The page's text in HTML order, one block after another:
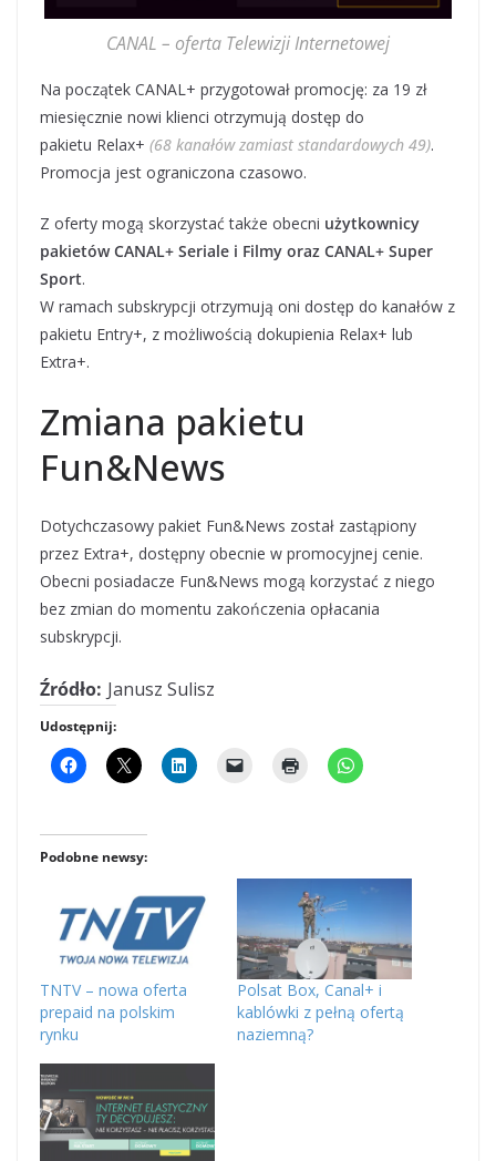
CANAL – oferta Telewizji Internetowej
Na początek CANAL+ przygotował promocję: za 19 zł
miesięcznie nowi klienci otrzymują dostęp do
pakietu Relax+ (68 kanałów zamiast standardowych 49).
Promocja jest ograniczona czasowo.
Z oferty mogą skorzystać także obecni użytkownicy
pakietów CANAL+ Seriale i Filmy oraz CANAL+ Super
Sport.
W ramach subskrypcji otrzymują oni dostęp do kanałów z
pakietu Entry+, z możliwością dokupienia Relax+ lub
Extra+.
Zmiana pakietu
Fun&News
Dotychczasowy pakiet Fun&News został zastąpiony
przez Extra+, dostępny obecnie w promocyjnej cenie.
Obecni posiadacze Fun&News mogą korzystać z niego
bez zmian do momentu zakończenia opłacania
subskrypcji.
Źródło: Janusz Sulisz
Udostępnij:
Podobne newsy:
TNTV – nowa oferta
prepaid na polskim
rynku
Polsat Box, Canal+ i
kablówki z pełną ofertą
naziemną?